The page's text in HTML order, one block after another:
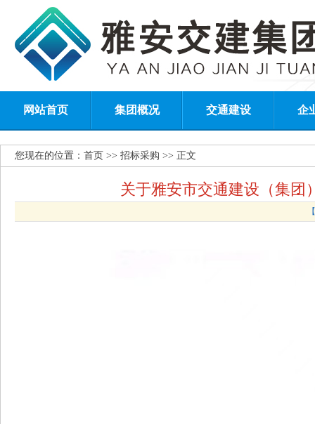
网站首页 集团概况 交通建设 企
您现在的位置： 首页 >> 招标采购 >> 正文
关于雅安市交通建设（集团